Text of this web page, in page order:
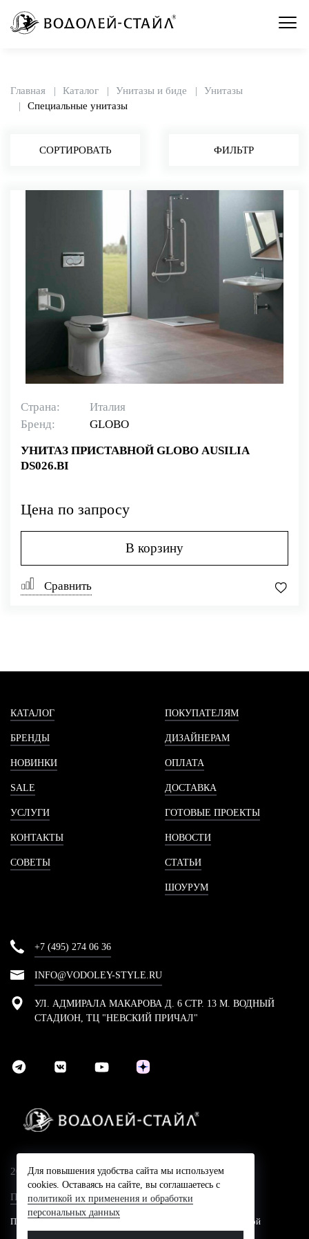
Главная Каталог Унитазы и биде
Унитазы
Специальные унитазы
СОРТИРОВАТЬ ФИЛЬТР
Страна:
Италия
Бренд:
GLOBO
УНИТАЗ ПРИСТАВНОЙ GLOBO AUSILIA
DS026.BI
Цена по запросу
В корзину
Сравнить
КАТАЛОГ
БРЕНДЫ
НОВИНКИ
SALE
УСЛУГИ
КОНТАКТЫ
СОВЕТЫ
ПОКУПАТЕЛЯМ
ДИЗАЙНЕРАМ
ОПЛАТА
ДОСТАВКА
ГОТОВЫЕ ПРОЕКТЫ
НОВОСТИ
СТАТЬИ
ШОУРУМ
+7 (495) 274 06 36
INFO@VODOLEY-STYLE.RU
УЛ. АДМИРАЛА МАКАРОВА Д. 6 СТР. 13 М. ВОДНЫЙ
СТАДИОН, ТЦ "НЕВСКИЙ ПРИЧАЛ"
2024 © Компания Водолей-Cтайл
Политика конфидециальности
Представленные на сайте цены не являются публичной офертой
Для повышения удобства сайта мы используем
cookies. Оставаясь на сайте, вы соглашаетесь с
политикой их применения и обработки
персональных данных